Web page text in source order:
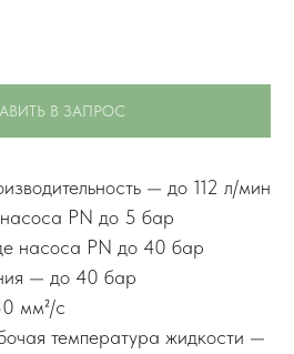
В ЗАПРОС
— до 112 л/мин
PN до 5 бар
насоса PN до 40 бар
— до 40 бар
мм²/с
температура жидкости —